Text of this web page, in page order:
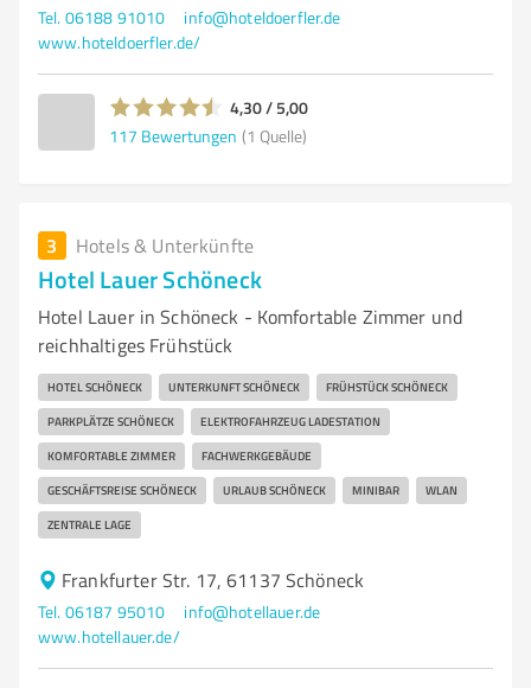
Tel. 06188 91010
info@hoteldoerfler.de
www.hoteldoerfler.de/
4,30 / 5,00
117 Bewertungen (1 Quelle)
3 Hotels & Unterkünfte
Hotel Lauer Schöneck
Hotel Lauer in Schöneck - Komfortable Zimmer und
reichhaltiges Frühstück
HOTEL SCHÖNECK UNTERKUNFT SCHÖNECK FRÜHSTÜCK SCHÖNECK
PARKPLÄTZE SCHÖNECK ELEKTROFAHRZEUG LADESTATION
KOMFORTABLE ZIMMER FACHWERKGEBÄUDE
GESCHÄFTSREISE SCHÖNECK URLAUB SCHÖNECK MINIBAR WLAN
ZENTRALE LAGE
Frankfurter Str. 17, 61137 Schöneck
Tel. 06187 95010
info@hotellauer.de
www.hotellauer.de/